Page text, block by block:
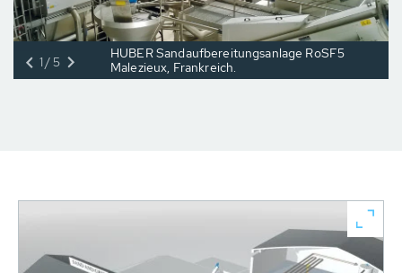
HUBER Sandaufbereitungsanlage RoSF5
Malezieux, Frankreich.
1/5